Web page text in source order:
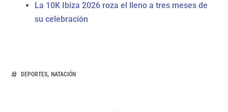
La 10K Ibiza 2026 roza el lleno a tres meses de
su celebración
DEPORTES, NATACIÓN